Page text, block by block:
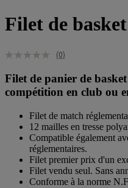
Filet de
(0)
Filet de panier de
compétition en club ou
Filet de match
12 mailles en tresse
Compatible également
réglementaires.
Filet premier prix d'un
Filet vendu seul. Sans
Conforme à la norme